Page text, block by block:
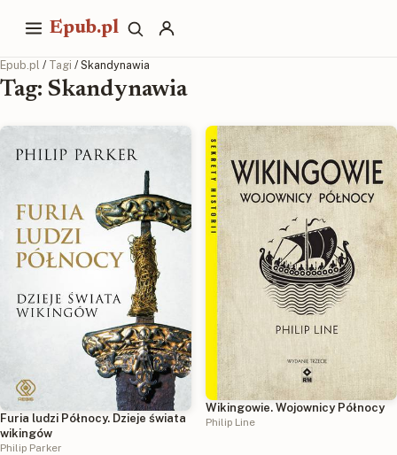
Epub.pl
Epub.pl / Tagi / Skandynawia
Tag: Skandynawia
Furia ludzi Północy. Dzieje świata
wikingów
Philip Parker
Wikingowie. Wojownicy Północy
Philip Line